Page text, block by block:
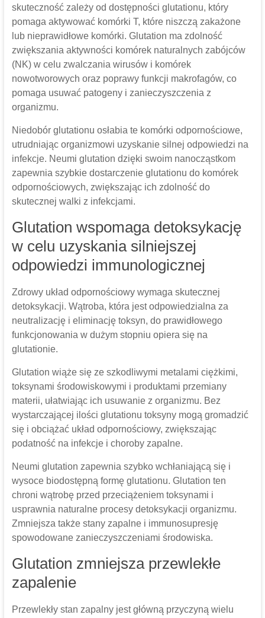
skuteczność zależy od dostępności glutationu, który
pomaga aktywować komórki T, które niszczą zakażone
lub nieprawidłowe komórki. Glutation ma zdolność
zwiększania aktywności komórek naturalnych zabójców
(NK) w celu zwalczania wirusów i komórek
nowotworowych oraz poprawy funkcji makrofagów, co
pomaga usuwać patogeny i zanieczyszczenia z
organizmu.
Niedobór glutationu osłabia te komórki odpornościowe,
utrudniając organizmowi uzyskanie silnej odpowiedzi na
infekcje. Neumi glutation dzięki swoim nanocząstkom
zapewnia szybkie dostarczenie glutationu do komórek
odpornościowych, zwiększając ich zdolność do
skutecznej walki z infekcjami.
Glutation wspomaga detoksykację
w celu uzyskania silniejszej
odpowiedzi immunologicznej
Zdrowy układ odpornościowy wymaga skutecznej
detoksykacji. Wątroba, która jest odpowiedzialna za
neutralizację i eliminację toksyn, do prawidłowego
funkcjonowania w dużym stopniu opiera się na
glutationie.
Glutation wiąże się ze szkodliwymi metalami ciężkimi,
toksynami środowiskowymi i produktami przemiany
materii, ułatwiając ich usuwanie z organizmu. Bez
wystarczającej ilości glutationu toksyny mogą gromadzić
się i obciążać układ odpornościowy, zwiększając
podatność na infekcje i choroby zapalne.
Neumi glutation zapewnia szybko wchłaniającą się i
wysoce biodostępną formę glutationu. Glutation ten
chroni wątrobę przed przeciążeniem toksynami i
usprawnia naturalne procesy detoksykacji organizmu.
Zmniejsza także stany zapalne i immunosupresję
spowodowane zanieczyszczeniami środowiska.
Glutation zmniejsza przewlekłe
zapalenie
Przewlekły stan zapalny jest główną przyczyną wielu